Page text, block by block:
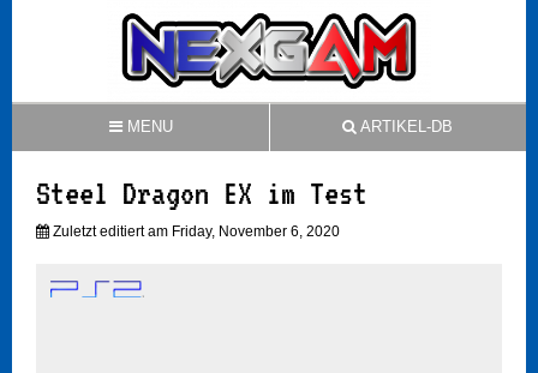
MENU ARTIKEL-DB
Steel Dragon EX im Test
Zuletzt editiert am Friday, November 6, 2020